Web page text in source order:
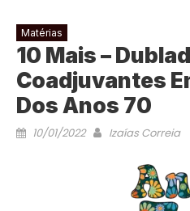
Matérias
10 Mais –
Coadjuvantes
Dos Anos 70
10/01/2022 Izaías Correia